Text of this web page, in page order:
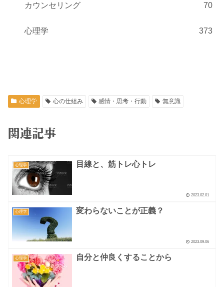
カウンセリング 70
心理学 373
心理学 心の仕組み 感情・思考・行動 無意識
関連記事
心理学 目線と、筋トレ心トレ
2023.02.01
心理学 変わらないことが正義？
2023.09.06
心理学 自分と仲良くすることから